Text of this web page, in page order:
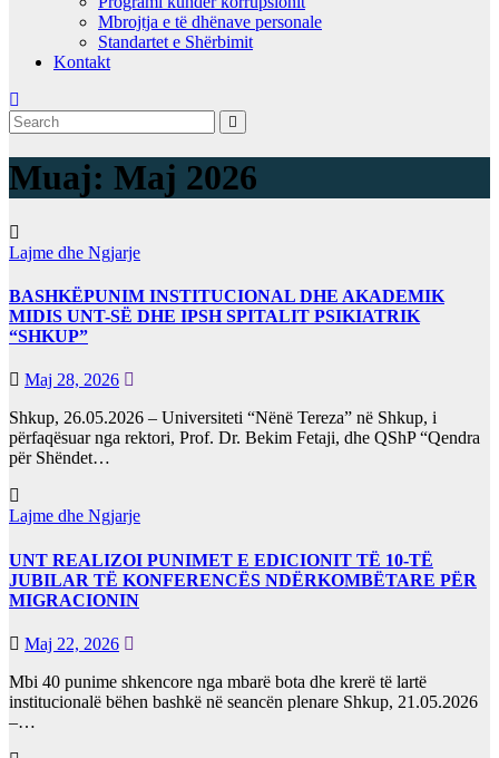
Mbrojtja e të dhënave personale
Standartet e Shërbimit
Kontakt
Muaj: Maj 2026
Lajme dhe Ngjarje
BASHKËPUNIM INSTITUCIONAL DHE AKADEMIK
MIDIS UNT-SË DHE IPSH SPITALIT PSIKIATRIK
“SHKUP”
Maj 28, 2026
Shkup, 26.05.2026 – Universiteti “Nënë Tereza” në Shkup, i
përfaqësuar nga rektori, Prof. Dr. Bekim Fetaji, dhe QShP “Qendra
për Shëndet…
Lajme dhe Ngjarje
UNT REALIZOI PUNIMET E EDICIONIT TË 10-TË
JUBILAR TË KONFERENCËS NDËRKOMBËTARE PËR
MIGRACIONIN
Maj 22, 2026
Mbi 40 punime shkencore nga mbarë bota dhe krerë të lartë
institucionalë bëhen bashkë në seancën plenare Shkup, 21.05.2026
–…